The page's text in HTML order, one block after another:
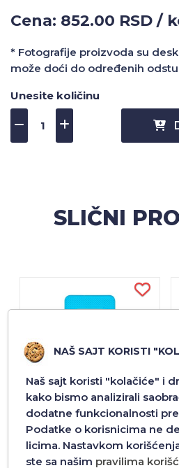
Cena: 852.00 RSD /
* Fotografije proizvoda su
može doći do određenih
Unesite količinu
SLIČNI
SOFT
S10
PLAVA
FUTROLA
TOUCH ZA
PLUS MORE
NAŠ SAJT KORISTI
Naš sajt koristi "kolačiće" i
kako bismo analizirali
dodatne funkcionalnosti
Podatke o korisnicima ne
licima. Nastavkom
ste sa našim pravilima